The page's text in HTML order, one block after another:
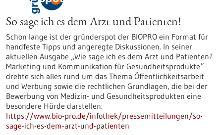
So sage ich es dem Arzt und Patienten!
Schon lange ist der gründerspot der BIOPRO ein Format für
handfeste Tipps und angeregte Diskussionen. In seiner
aktuellen Ausgabe „Wie sage ich es dem Arzt und Patienten?
Marketing und Kommunikation für Gesundheitsprodukte“
drehte sich alles rund um das Thema Öffentlichkeitsarbeit
und Werbung sowie die rechtlichen Grundlagen, die bei der
Bewerbung von Medizin- und Gesundheitsprodukten eine
besondere Hürde darstellen.
https://www.bio-pro.de/infothek/pressemitteilungen/so-
sage-ich-es-dem-arzt-und-patienten